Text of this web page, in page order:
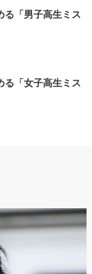
る「男子高生ミス
る「女子高生ミス